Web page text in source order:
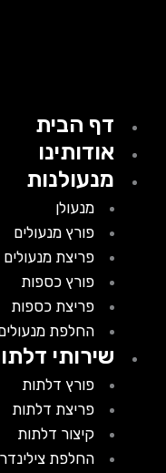
דף הבית
אודותינו
מנעולנות
מנעולן
פורץ מנעולים
פריצת מנעולים
פורץ כספות
פריצת כספות
החלפת מנעולים
שירותי דלתות
פורץ דלתות
פריצת דלתות
קיצור דלתות
החלפת צילינדר